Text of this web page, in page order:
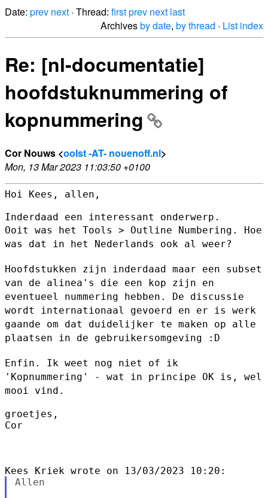
Date: prev next · Thread: firstprev next last
Archivesby date, by thread · List index
Re: [nl-documentatie]
hoofdstuknummering of
kopnummering
Cor Nouws <oolst -AT- nouenoff.nl>
Mon, 13 Mar 2023 11:03:50 +0100
Hoi Kees, allen,
Ooit was het Tools > Outline Numbering. Hoe
was dat in het Nederlands ook al weer?
Hoofdstukken zijn inderdaad maar een subset
van de alinea's die een kop zijn en
eventueel nummering hebben. De discussie
wordt internationaal gevoerd en er is werk
gaande om dat duidelijker te maken op alle
plaatsen in de gebruikersomgeving :D
Enfin. Ik weet nog niet of ik
'Kopnummering' - wat in principe OK is, wel
mooi vind.
groetjes,
Cor
Allen